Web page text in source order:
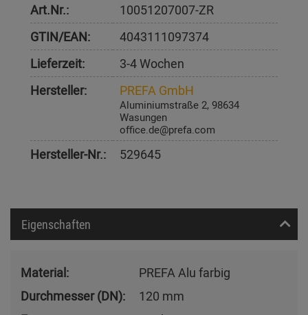
Art.Nr.:
10051207007-ZR
GTIN/EAN:
4043111097374
Lieferzeit:
3-4 Wochen
Hersteller:
PREFA GmbH
Aluminiumstraße 2, 98634
Wasungen
office.de@prefa.com
Hersteller-Nr.: 529645
Eigenschaften
Material:
PREFA Alu farbig
Durchmesser (DN):
120 mm